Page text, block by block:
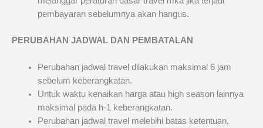
pembayaran sebelumnya akan hangus.
PERUBAHAN JADWAL DAN PEMBATALAN
Perubahan jadwal travel dilakukan maksimal 6 jam
sebelum keberangkatan.
Untuk waktu kenaikan harga atau high season lainnya
maksimal pada h-1 keberangkatan.
Perubahan jadwal travel melebihi batas ketentuan,